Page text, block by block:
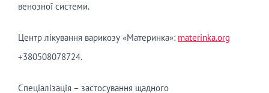
венозної системи.
Центр лікування варикозу «Материнка»: materinka.org
+380508078724.
Спеціалізація – застосування щадного